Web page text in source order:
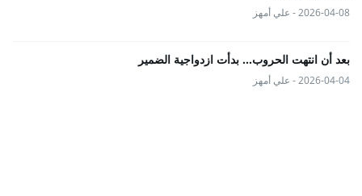
2026-04-08 - علي أمهز
بعد أن انتهت الحروب… بدأت ازدواجية الضمير
2026-04-04 - علي أمهز